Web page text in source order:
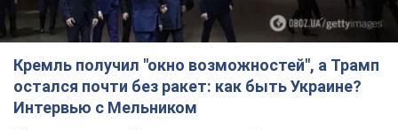
Кремль получил "окно возможностей", а Трамп
остался почти без ракет: как быть Украине?
Интервью с Мельником